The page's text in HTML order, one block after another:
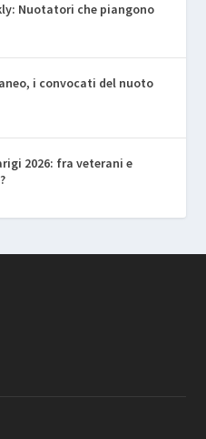
Nuotatori che piangono
i convocati del nuoto
2026: fra veterani e